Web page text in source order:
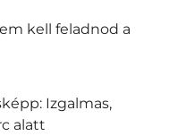
kell feladnod a
Izgalmas,
alatt